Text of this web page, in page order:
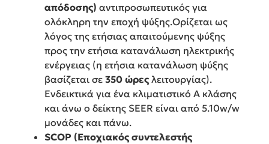
απόδοσης) αντιπροσωπευτικός για
ολόκληρη την εποχή ψύξης.Ορίζεται ως
λόγος της ετήσιας απαιτούμενης ψύξης
προς την ετήσια κατανάλωση ηλεκτρικής
ενέργειας (η ετήσια κατανάλωση ψύξης
βασίζεται σε 350 ώρες λειτουργίας).
Ενδεικτικά για ένα κλιματιστικό Α κλάσης
και άνω ο δείκτης SEER είναι από 5.10w/w
μονάδες και πάνω.
SCOP (Εποχιακός συντελεστής